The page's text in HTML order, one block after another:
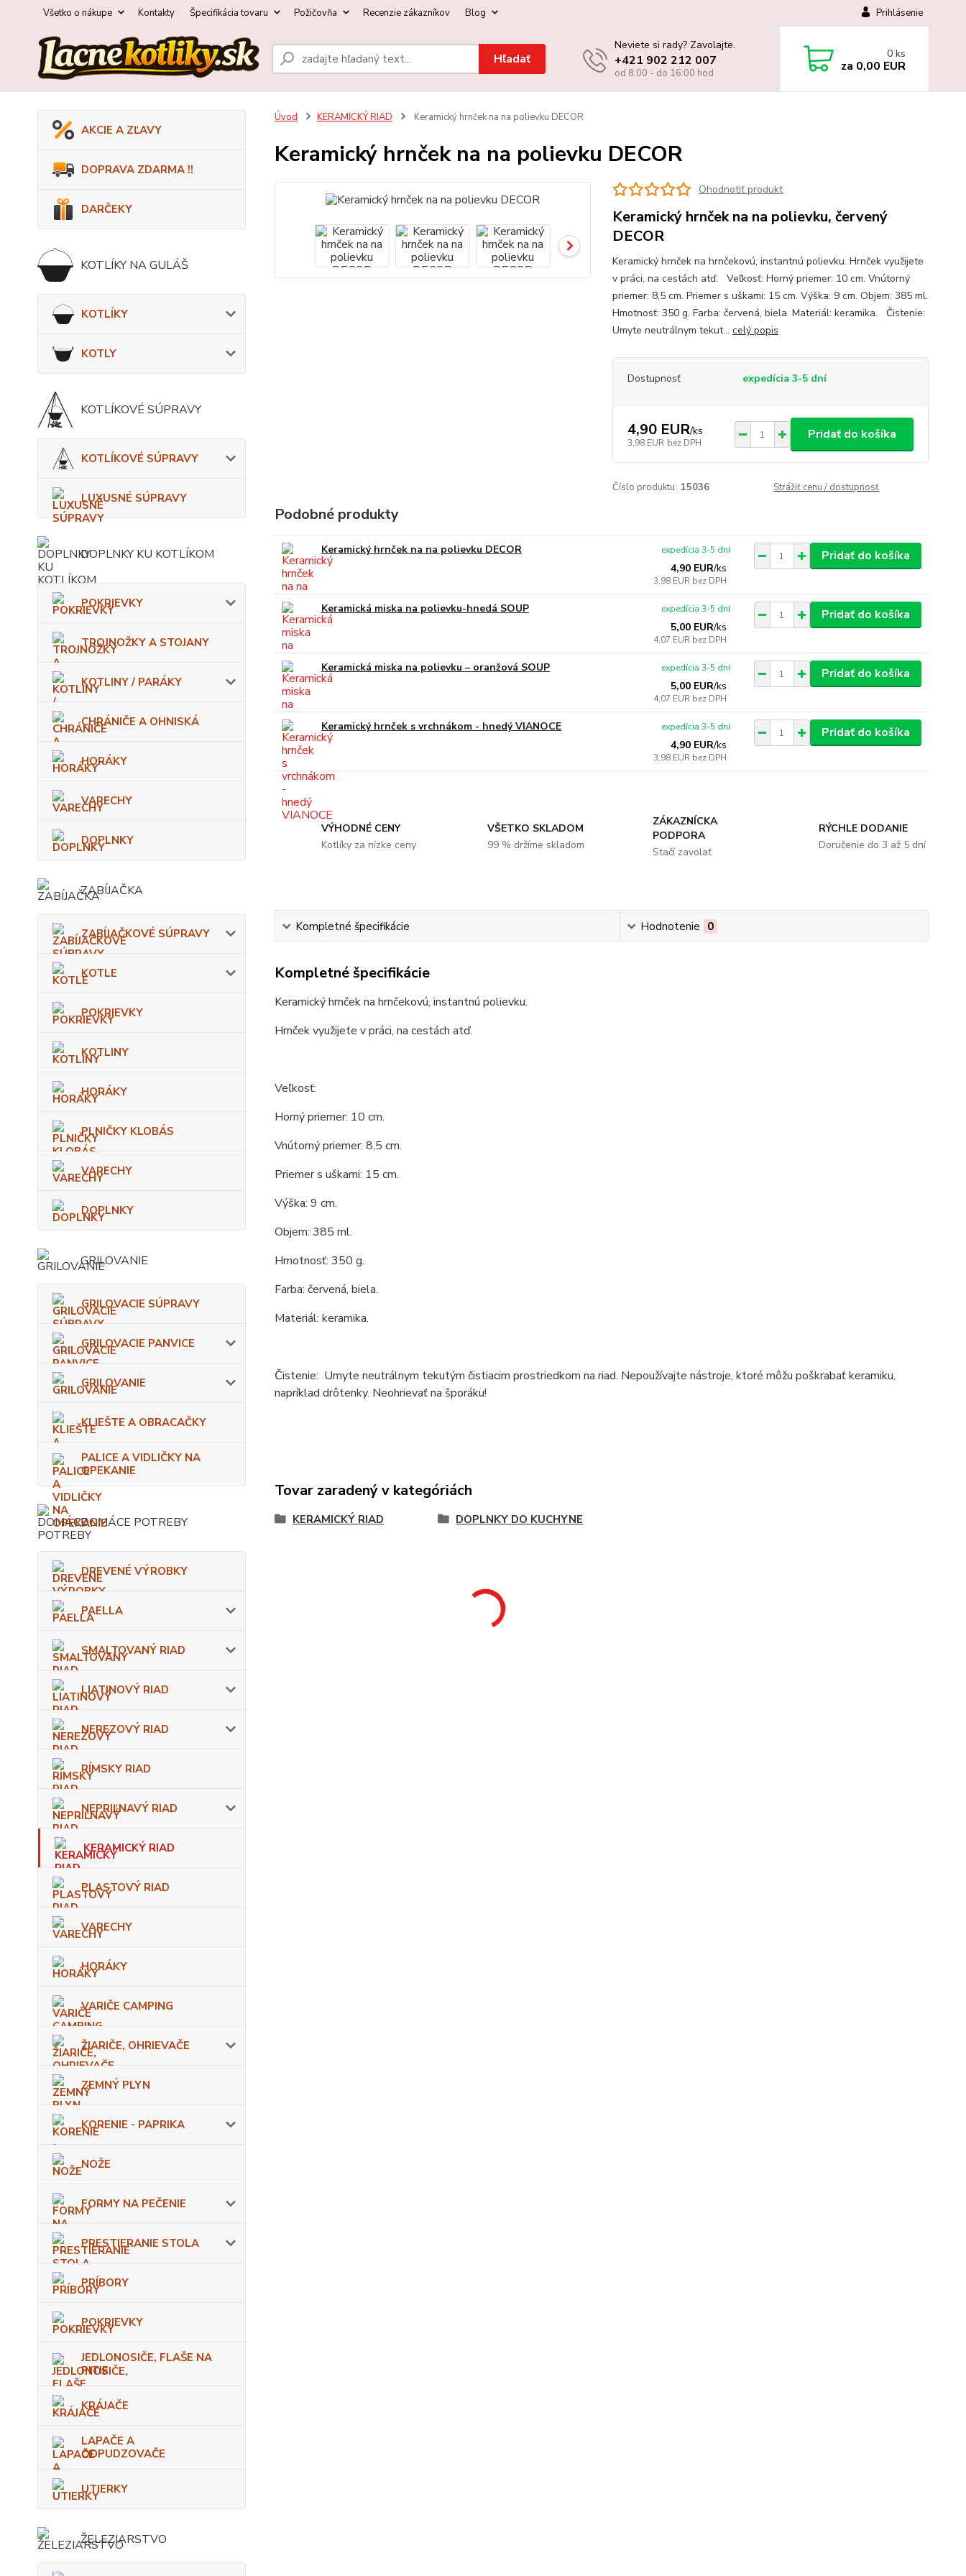
Všetko o nákupe Kontakty Špecifikácia tovaru Požičovňa Recenzie zákazníkov Blog Prihlásenie
Hľadať
Neviete si rady? Zavolajte.
+421 902 212 007
od 8:00 - do 16:00 hod
0 ks
za 0,00 EUR
AKCIE A ZĽAVY
DOPRAVA ZDARMA !!
DARČEKY
KOTLÍKY NA GULÁŠ
KOTLÍKY
KOTLY
KOTLÍKOVÉ SÚPRAVY
KOTLÍKOVÉ SÚPRAVY
LUXUSNÉ SÚPRAVY
DOPLNKY KU KOTLÍKOM
POKRIEVKY
TROJNOŽKY A STOJANY
KOTLINY / PARÁKY
CHRÁNIČE A OHNISKÁ
HORÁKY
VARECHY
DOPLNKY
ZABÍJAČKA
ZABÍJAČKOVÉ SÚPRAVY
KOTLE
POKRIEVKY
KOTLINY
HORÁKY
PLNIČKY KLOBÁS
VARECHY
DOPLNKY
GRILOVANIE
GRILOVACIE SÚPRAVY
GRILOVACIE PANVICE
GRILOVANIE
KLIEŠTE A OBRACAČKY
PALICE A VIDLIČKY NA
OPEKANIE
DOMÁCE POTREBY
DREVENÉ VÝROBKY
PAELLA
SMALTOVANÝ RIAD
LIATINOVÝ RIAD
NEREZOVÝ RIAD
RÍMSKY RIAD
NEPRIĽNAVÝ RIAD
KERAMICKÝ RIAD
PLASTOVÝ RIAD
VARECHY
HORÁKY
VARIČE CAMPING
ŽIARIČE, OHRIEVAČE
ZEMNÝ PLYN
KORENIE - PAPRIKA
NOŽE
FORMY NA PEČENIE
PRESTIERANIE STOLA
PRÍBORY
POKRIEVKY
JEDLONOSIČE, FLAŠE NA
PITIE
KRÁJAČE
LAPAČE A
ODPUDZOVAČE
UTIERKY
ŽELEZIARSTVO
Úvod KERAMICKÝ RIAD Keramický hrnček na na polievku DECOR
Keramický hrnček na na polievku DECOR
Ohodnotiť produkt
Keramický hrnček na na polievku, červený
DECOR
Keramický hrnček na hrnčekovú, instantnú polievku. Hrnček využijete
v práci, na cestách atď. Veľkosť: Horný priemer: 10 cm. Vnútorný
priemer: 8,5 cm. Priemer s uškami: 15 cm. Výška: 9 cm. Objem: 385 ml.
Hmotnosť: 350 g. Farba: červená, biela. Materiál: keramika. Čistenie:
Umyte neutrálnym tekut... celý popis
Dostupnosť expedícia 3-5 dní
4,90 EUR/ks
3,98 EUR bez DPH
Pridať do košíka
Číslo produktu: 15036 Strážiť cenu / dostupnosť
Podobné produkty
Keramický hrnček na na polievku DECOR
4,90 EUR/ks
3,98 EUR bez DPH
expedícia 3-5 dní Pridať do košíka
Keramická miska na polievku-hnedá SOUP
5,00 EUR/ks
4,07 EUR bez DPH
expedícia 3-5 dní Pridať do košíka
Keramická miska na polievku – oranžová SOUP
5,00 EUR/ks
4,07 EUR bez DPH
expedícia 3-5 dní Pridať do košíka
Keramický hrnček s vrchnákom - hnedý VIANOCE
4,90 EUR/ks
3,98 EUR bez DPH
expedícia 3-5 dní Pridať do košíka
VÝHODNÉ CENY
Kotlíky za nízke ceny
VŠETKO SKLADOM
99 % držíme skladom
ZÁKAZNÍCKA
PODPORA
Stačí zavolať
RÝCHLE DODANIE
Doručenie do 3 až 5 dní
Kompletné špecifikácie Hodnotenie 0
Kompletné špecifikácie
Keramický hrnček na hrnčekovú, instantnú polievku.
Hrnček využijete v práci, na cestách atď.
Veľkosť:
Horný priemer: 10 cm.
Vnútorný priemer: 8,5 cm.
Priemer s uškami: 15 cm.
Výška: 9 cm.
Objem: 385 ml.
Hmotnosť: 350 g.
Farba: červená, biela.
Materiál: keramika.
Čistenie: Umyte neutrálnym tekutým čistiacim prostriedkom na riad. Nepoužívajte nástroje, ktoré môžu poškrabať keramiku,
napríklad drôtenky. Neohrievať na šporáku!
Tovar zaradený v kategóriách
KERAMICKÝ RIAD DOPLNKY DO KUCHYNE